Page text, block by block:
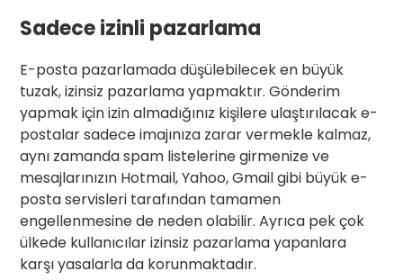
Sadece izinli pazarlama
E-posta pazarlamada düşülebilecek en büyük
tuzak, izinsiz pazarlama yapmaktır. Gönderim
yapmak için izin almadığınız kişilere ulaştırılacak e-
postalar sadece imajınıza zarar vermekle kalmaz,
aynı zamanda spam listelerine girmenize ve
mesajlarınızın Hotmail, Yahoo, Gmail gibi büyük e-
posta servisleri tarafından tamamen
engellenmesine de neden olabilir. Ayrıca pek çok
ülkede kullanıcılar izinsiz pazarlama yapanlara
karşı yasalarla da korunmaktadır.